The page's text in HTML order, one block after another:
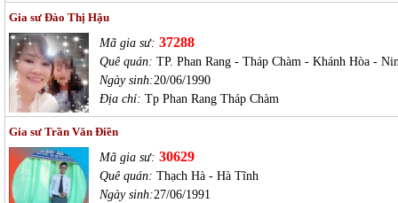
Gia sư Đào Thị Hậu
Mã gia sư: 37288
Quê quán: TP. Phan Rang - Tháp Chàm - Khánh Hòa -
Ngày sinh:20/06/1990
Địa chỉ: Tp Phan Rang Tháp Chàm
Gia sư Trần Văn Điền
Mã gia sư: 30629
Quê quán: Thạch Hà - Hà Tĩnh
Ngày sinh:27/06/1991